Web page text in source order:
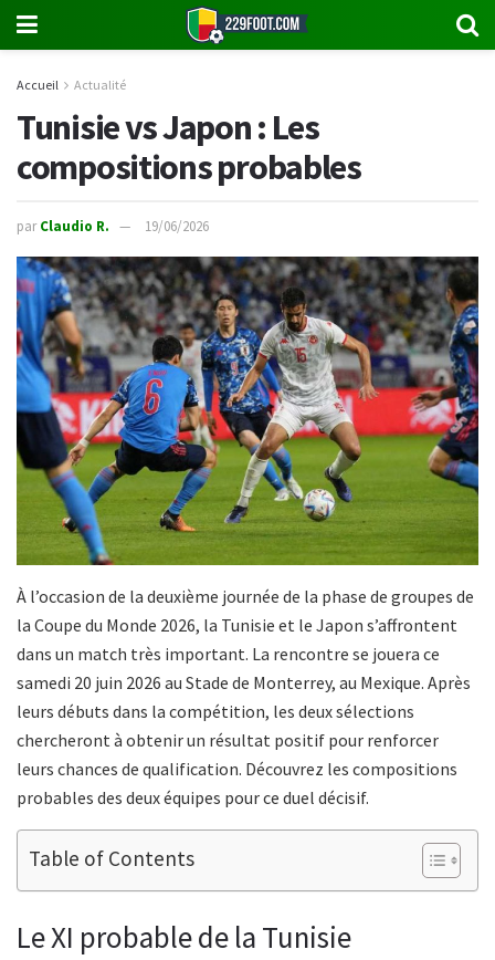
Accueil Actualité
Tunisie vs Japon : Les
compositions probables
par Claudio R. 19/06/2026
À l’occasion de la deuxième journée de la phase de groupes de
la Coupe du Monde 2026, la Tunisie et le Japon s’affrontent
dans un match très important. La rencontre se jouera ce
samedi 20 juin 2026 au Stade de Monterrey, au Mexique. Après
leurs débuts dans la compétition, les deux sélections
chercheront à obtenir un résultat positif pour renforcer
leurs chances de qualification. Découvrez les compositions
probables des deux équipes pour ce duel décisif.
Table of Contents
Le XI probable de la Tunisie